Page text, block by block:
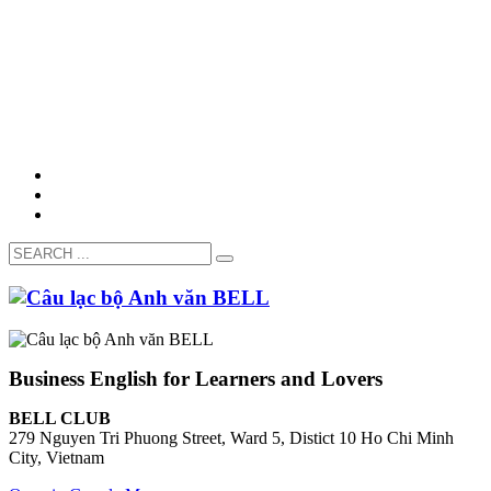
Business English for Learners and Lovers
BELL CLUB
279 Nguyen Tri Phuong Street, Ward 5, Distict 10 Ho Chi Minh
City, Vietnam